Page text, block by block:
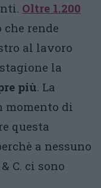
Oltre 1.200
che rende
al lavoro
la
più. La
momento di
questa
a nessuno
C. ci sono